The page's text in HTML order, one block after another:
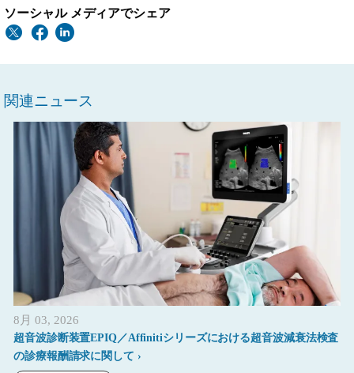
ソーシャル メディアでシェア
関連ニュース
8月 03, 2026
超音波診断装置EPIQ／Affinitiシリーズにおける超音波減衰法検査
の診療報酬請求に関して